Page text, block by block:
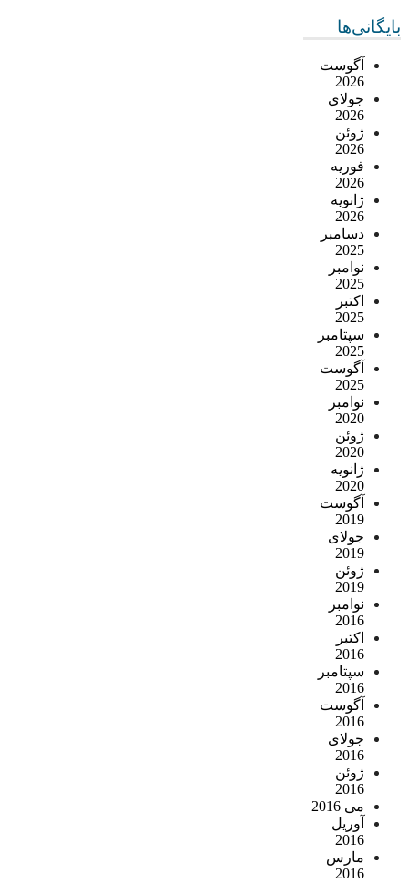
بایگانی‌ها
آگوست
2026
جولای
2026
ژوئن
2026
فوریه
2026
ژانویه
2026
دسامبر
2025
نوامبر
2025
اکتبر
2025
سپتامبر
2025
آگوست
2025
نوامبر
2020
ژوئن
2020
ژانویه
2020
آگوست
2019
جولای
2019
ژوئن
2019
نوامبر
2016
اکتبر
2016
سپتامبر
2016
آگوست
2016
جولای
2016
ژوئن
2016
می 2016
آوریل
2016
مارس
2016